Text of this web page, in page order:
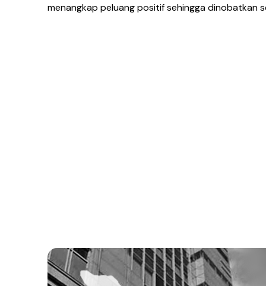
menangkap peluang positif sehingga dinobatkan